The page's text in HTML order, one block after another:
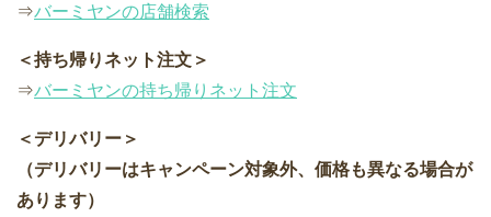
⇒バーミヤンの店舗検索
＜持ち帰りネット注文＞
⇒バーミヤンの持ち帰りネット注文
＜デリバリー＞
（デリバリーはキャンペーン対象外、価格も異なる場合が
あります）